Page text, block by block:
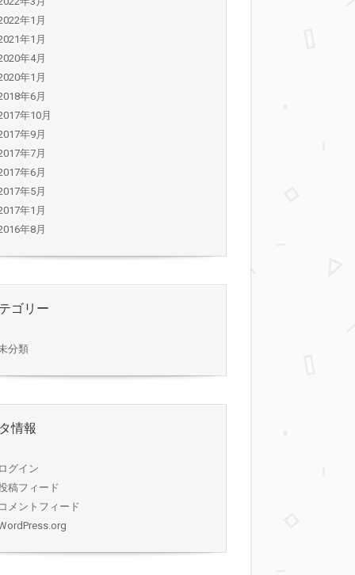
年1月
年1月
年4月
年1月
年6月
年10月
年9月
年7月
年6月
年5月
年1月
年8月
ゴリー
分類
情報
グイン
稿フィード
メントフィード